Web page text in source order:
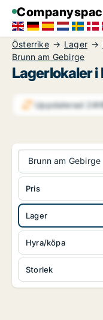
Österrike Lager
Brunn am Gebirge
Lagerlokaler i
Uppdaterad 24h
Brunn am Gebirge
Lager
Hyra/köpa
Storlek
Pris